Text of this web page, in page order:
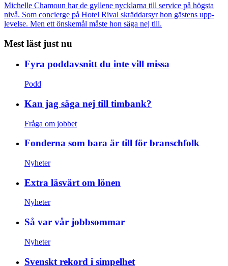
Michelle Chamoun har de gyllene nycklarna till service på högsta
nivå. Som concierge på Hotel Rival skräddarsyr hon gästens upp­
levelse. Men ett önskemål måste hon säga nej till.
Mest läst just nu
Fyra poddavsnitt du inte vill missa
Podd
Kan jag säga nej till timbank?
Fråga om jobbet
Fonderna som bara är till för branschfolk
Nyheter
Extra läsvärt om lönen
Nyheter
Så var vår jobbsommar
Nyheter
Svenskt rekord i simpelhet